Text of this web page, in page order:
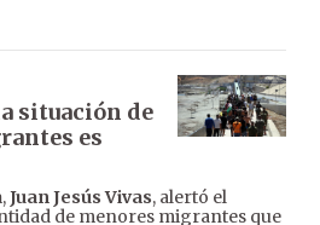
situación de
es
,Juan Jesús Vivas, alertó el
de menores migrantes que